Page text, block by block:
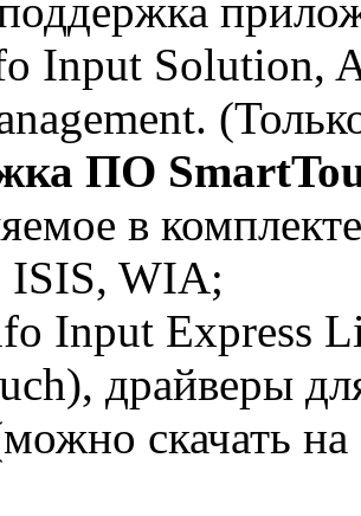
Input Solution,
ПО
в
WIA;
Input Express
драйверы
скачать на